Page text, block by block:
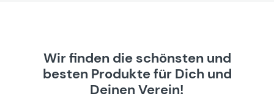
Wir finden die schönsten und
besten Produkte für Dich und
Deinen Verein!